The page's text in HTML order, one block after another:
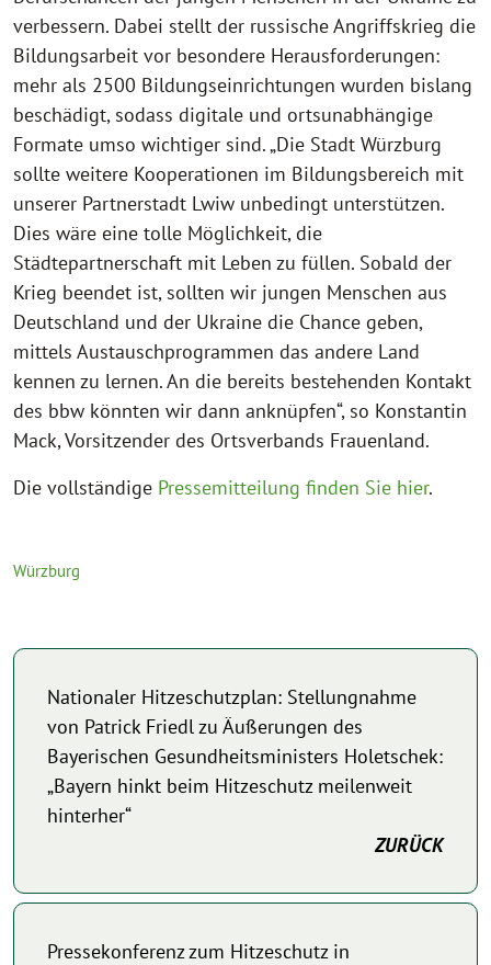
verbessern. Dabei stellt der russische Angriffskrieg die
Bildungsarbeit vor besondere Herausforderungen:
mehr als 2500 Bildungseinrichtungen wurden bislang
beschädigt, sodass digitale und ortsunabhängige
Formate umso wichtiger sind. „Die Stadt Würzburg
sollte weitere Kooperationen im Bildungsbereich mit
unserer Partnerstadt Lwiw unbedingt unterstützen.
Dies wäre eine tolle Möglichkeit, die
Städtepartnerschaft mit Leben zu füllen. Sobald der
Krieg beendet ist, sollten wir jungen Menschen aus
Deutschland und der Ukraine die Chance geben,
mittels Austauschprogrammen das andere Land
kennen zu lernen. An die bereits bestehenden Kontakt
des bbw könnten wir dann anknüpfen“, so Konstantin
Mack, Vorsitzender des Ortsverbands Frauenland.
Die vollständige Pressemitteilung finden Sie hier.
Würzburg
Nationaler Hitzeschutzplan: Stellungnahme
von Patrick Friedl zu Äußerungen des
Bayerischen Gesundheitsministers Holetschek:
„Bayern hinkt beim Hitzeschutz meilenweit
hinterher“
ZURÜCK
Pressekonferenz zum Hitzeschutz in